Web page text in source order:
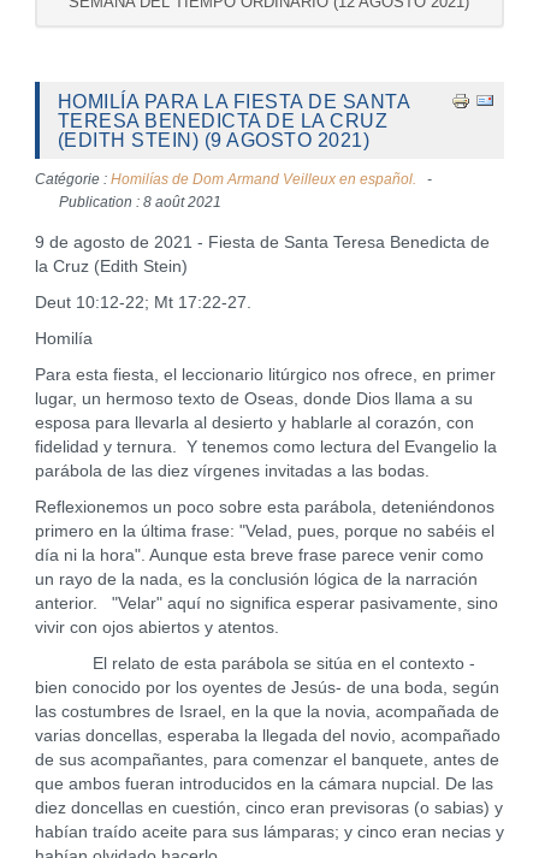
HOMILÍA PARA LA FIESTA DE SANTA
TERESA BENEDICTA DE LA CRUZ
(EDITH STEIN) (9 AGOSTO 2021)
Catégorie : Homilías de Dom Armand Veilleux en español.
Publication : 8 août 2021
9 de agosto de 2021 - Fiesta de Santa Teresa Benedicta de
la Cruz (Edith Stein)
Deut 10:12-22; Mt 17:22-27.
Homilía
Para esta fiesta, el leccionario litúrgico nos ofrece, en primer
lugar, un hermoso texto de Oseas, donde Dios llama a su
esposa para llevarla al desierto y hablarle al corazón, con
fidelidad y ternura. Y tenemos como lectura del Evangelio la
parábola de las diez vírgenes invitadas a las bodas.
Reflexionemos un poco sobre esta parábola, deteniéndonos
primero en la última frase: "Velad, pues, porque no sabéis el
día ni la hora". Aunque esta breve frase parece venir como
un rayo de la nada, es la conclusión lógica de la narración
anterior. "Velar" aquí no significa esperar pasivamente, sino
vivir con ojos abiertos y atentos.
El relato de esta parábola se sitúa en el contexto -
bien conocido por los oyentes de Jesús- de una boda, según
las costumbres de Israel, en la que la novia, acompañada de
varias doncellas, esperaba la llegada del novio, acompañado
de sus acompañantes, para comenzar el banquete, antes de
que ambos fueran introducidos en la cámara nupcial. De las
diez doncellas en cuestión, cinco eran previsoras (o sabias) y
habían traído aceite para sus lámparas; y cinco eran necias y